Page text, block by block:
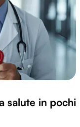
salute in pochi